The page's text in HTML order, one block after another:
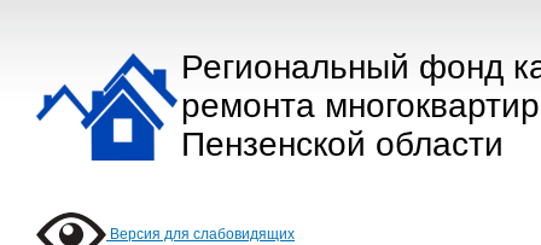
Региональный фонд
ремонта
Пензенской области
Версия для слабовидящих